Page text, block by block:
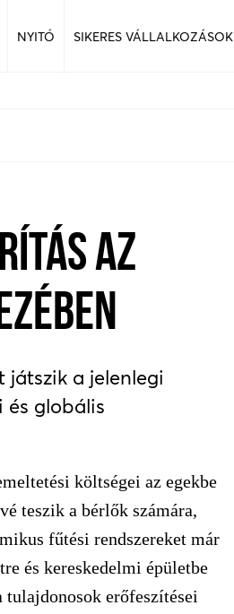
NYITÓ SIKERES VÁLLALKOZÁSOK
AZ
játszik a jelenlegi
és globális
költségei az egekbe
teszik a bérlők számára,
fűtési rendszereket már
és kereskedelmi épületbe
tulajdonosok erőfeszítései